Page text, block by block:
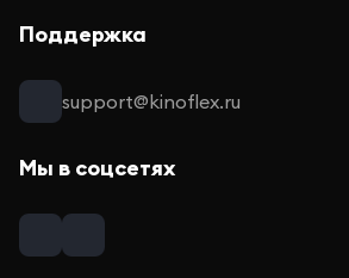
Поддержка
support@kinoflex.ru
Мы в соцсетях